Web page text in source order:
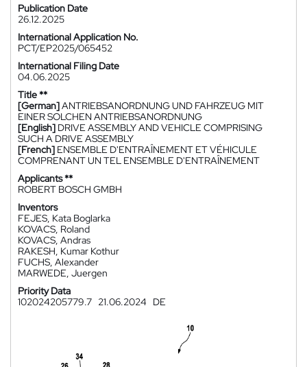
Publication Date
26.12.2025
International Application No.
PCT/EP2025/065452
International Filing Date
04.06.2025
Title **
[German]ANTRIEBSANORDNUNG UND FAHRZEUG MIT
EINER SOLCHEN ANTRIEBSANORDNUNG
[English] DRIVE ASSEMBLY AND VEHICLE COMPRISING
SUCH A DRIVE ASSEMBLY
[French] ENSEMBLE D'ENTRAÎNEMENT ET VÉHICULE
COMPRENANT UN TEL ENSEMBLE D'ENTRAÎNEMENT
Applicants **
ROBERT BOSCH GMBH
Inventors
FEJES, Kata Boglarka
KOVACS, Roland
KOVACS, Andras
RAKESH, Kumar Kothur
FUCHS, Alexander
MARWEDE, Juergen
Priority Data
102024205779.7 21.06.2024 DE